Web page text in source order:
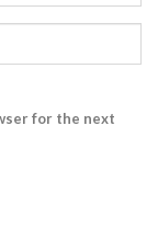
for the next